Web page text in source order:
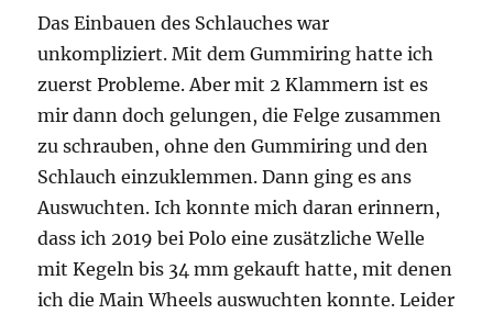
Das Einbauen des Schlauches war
unkompliziert. Mit dem Gummiring hatte ich
zuerst Probleme. Aber mit 2 Klammern ist es
mir dann doch gelungen, die Felge zusammen
zu schrauben, ohne den Gummiring und den
Schlauch einzuklemmen. Dann ging es ans
Auswuchten. Ich konnte mich daran erinnern,
dass ich 2019 bei Polo eine zusätzliche Welle
mit Kegeln bis 34 mm gekauft hatte, mit denen
ich die Main Wheels auswuchten konnte. Leider